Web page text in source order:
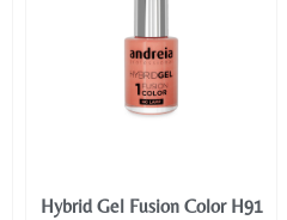
Hybrid Gel Fusion Color H91